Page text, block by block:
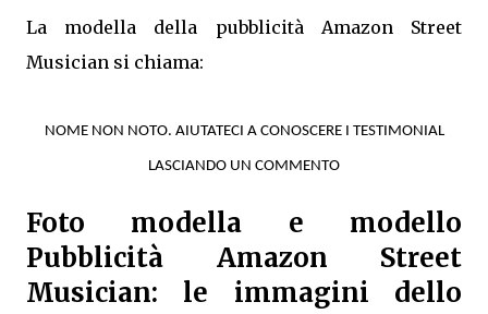
La modella della pubblicità Amazon Street
Musician si chiama:
NOME NON NOTO. AIUTATECI A CONOSCERE I TESTIMONIAL
LASCIANDO UN COMMENTO
Foto modella e modello
Pubblicità Amazon Street
Musician: le immagini dello